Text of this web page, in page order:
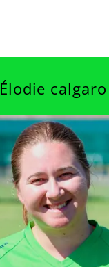
Élodie calgaro